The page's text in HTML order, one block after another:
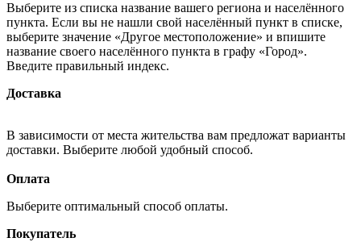
Выберите из списка название вашего региона и населённого
пункта. Если вы не нашли свой населённый пункт в списке,
выберите значение «Другое местоположение» и впишите
название своего населённого пункта в графу «Город».
Введите правильный индекс.
Доставка
В зависимости от места жительства вам предложат варианты
доставки. Выберите любой удобный способ.
Оплата
Выберите оптимальный способ оплаты.
Покупатель